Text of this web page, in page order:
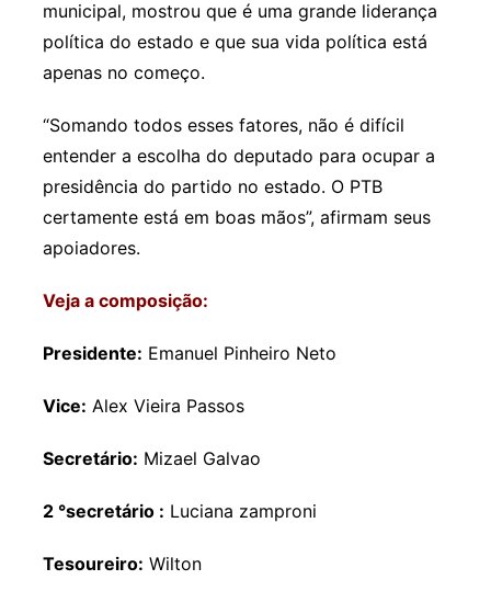
municipal, mostrou que é uma grande liderança
política do estado e que sua vida política está
apenas no começo.
“Somando todos esses fatores, não é difícil
entender a escolha do deputado para ocupar a
presidência do partido no estado. O PTB
certamente está em boas mãos”, afirmam seus
apoiadores.
Veja a composição:
Presidente: Emanuel Pinheiro Neto
Vice: Alex Vieira Passos
Secretário: Mizael Galvao
2 °secretário : Luciana zamproni
Tesoureiro: Wilton